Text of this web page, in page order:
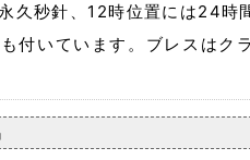
久秒針、12時位置には24時
付いています。ブレスはク